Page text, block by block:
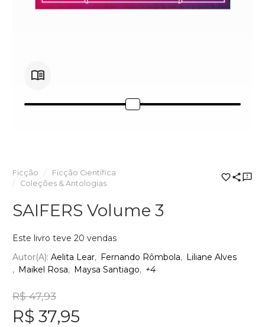
Ficção
Ficção Científica
Coleções & Antologias
SAIFERS Volume 3
Este livro teve 20 vendas
Autor(a): Aelita Lear Fernando Rômbola
Liliane Alves
Maikel Rosa
Maysa Santiago +4
R$ 47,93
R$ 37,95